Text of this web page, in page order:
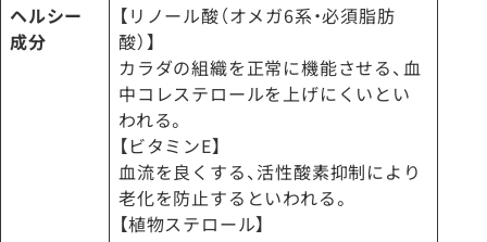
ヘルシー
成分
【リノール酸（オメガ6系・必須脂肪
酸）】
カラダの組織を正常に機能させる、血
中コレステロールを上げにくいとい
われる。
【ビタミンE】
血流を良くする、活性酸素抑制により
老化を防止するといわれる。
【植物ステロール】